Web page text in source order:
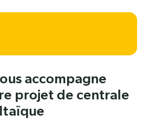
accompagne
projet de centrale